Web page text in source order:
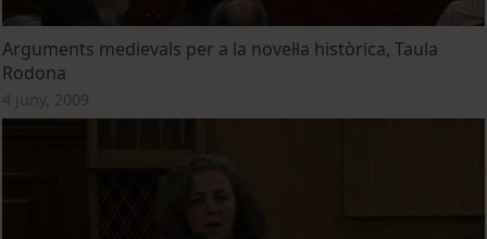
Arguments medievals per a la novel·la històrica, Taula
Rodona
4 juny, 2009